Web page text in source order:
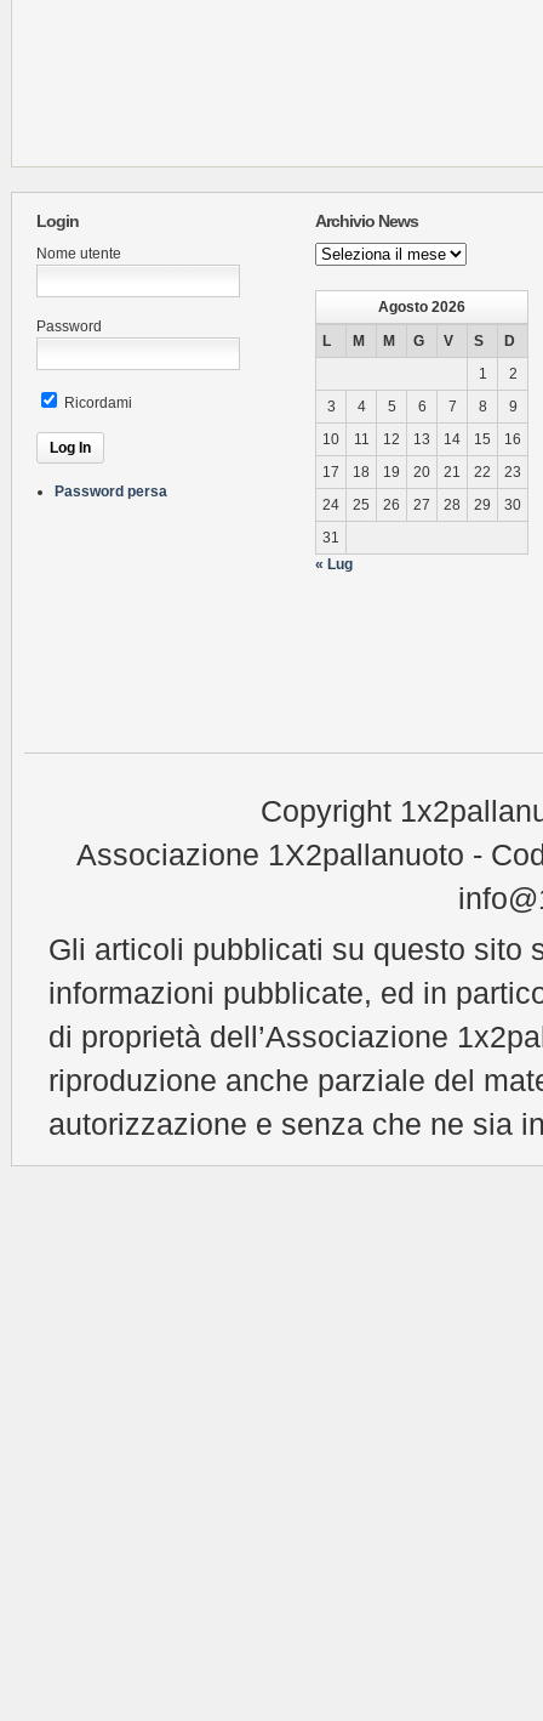
Login
Nome utente
Password
Ricordami
Password persa
Archivio News
Archivio
News
Agosto 2026
L
M M G V S
D
1
2
3
4 5 6 7 8
9
10
11 12 13 14 15
16
17
18 19 20 21 22
23
24
25 26 27 28 29
30
31
« Lug
Copyright
Associazione 1X2pallanuoto -
Gli articoli pubblicati su questo sito
informazioni pubblicate, ed in
di proprietà dell’Associazione
riproduzione anche parziale del
autorizzazione e senza che ne sia